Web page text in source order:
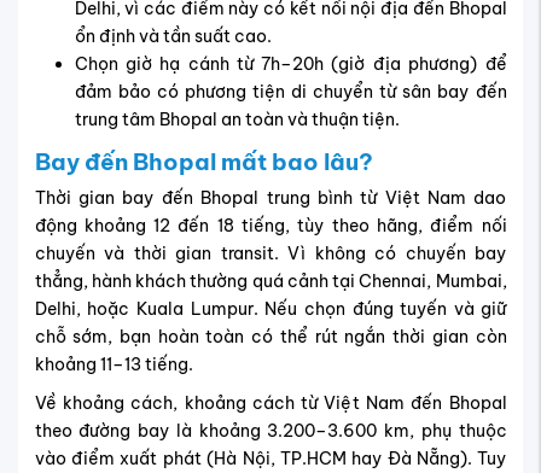
Delhi, vì các điểm này có kết nối nội địa đến Bhopal
ổn định và tần suất cao.
Chọn giờ hạ cánh từ 7h–20h (giờ địa phương) để
đảm bảo có phương tiện di chuyển từ sân bay đến
trung tâm Bhopal an toàn và thuận tiện.
Bay đến Bhopal mất bao lâu?
Thời gian bay đến Bhopal trung bình từ Việt Nam dao
động khoảng 12 đến 18 tiếng, tùy theo hãng, điểm nối
chuyến và thời gian transit. Vì không có chuyến bay
thẳng, hành khách thường quá cảnh tại Chennai, Mumbai,
Delhi, hoặc Kuala Lumpur. Nếu chọn đúng tuyến và giữ
chỗ sớm, bạn hoàn toàn có thể rút ngắn thời gian còn
khoảng 11–13 tiếng.
Về khoảng cách, khoảng cách từ Việt Nam đến Bhopal
theo đường bay là khoảng 3.200–3.600 km, phụ thuộc
vào điểm xuất phát (Hà Nội, TP.HCM hay Đà Nẵng). Tuy